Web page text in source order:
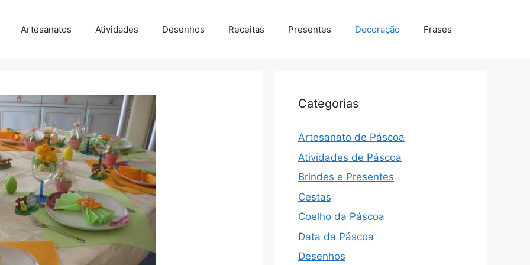
Artesanatos Atividades Desenhos Receitas Presentes Decoração Frases
Categorias
Artesanato de Páscoa
Atividades de Páscoa
Brindes e Presentes
Cestas
Coelho da Páscoa
Data da Páscoa
Desenhos